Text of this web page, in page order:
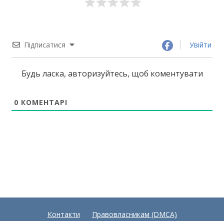
Підписатися Увійти
Будь ласка, авторизуйтесь, щоб коментувати
0 КОМЕНТАРІ
Контакти Правовласникам (DMCA)